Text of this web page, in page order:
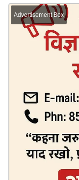
Advertisement Box